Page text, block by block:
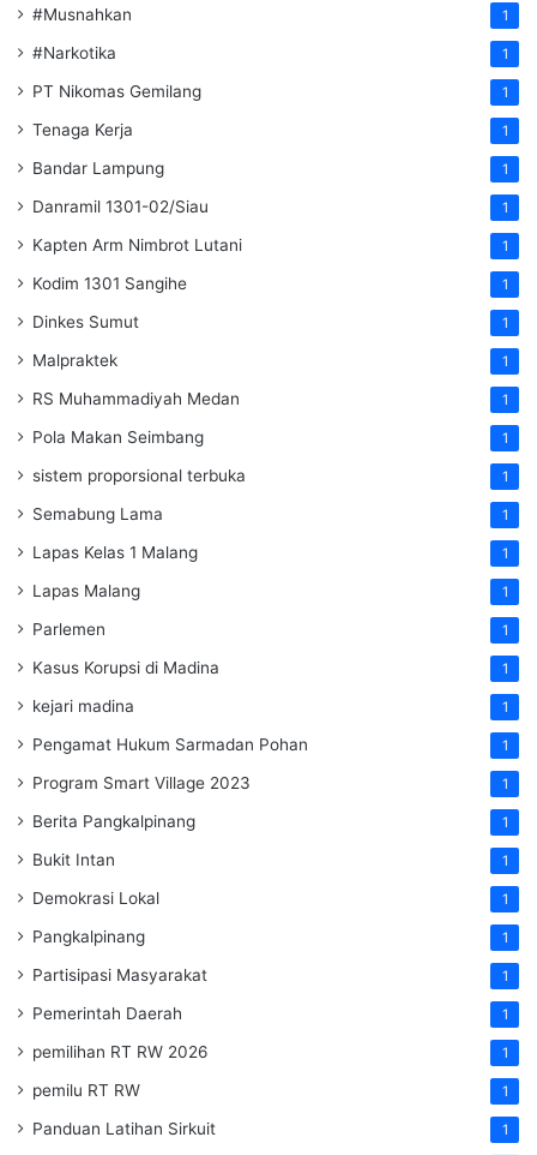
#Musnahkan 1
#Narkotika 1
PT Nikomas Gemilang 1
Tenaga Kerja 1
Bandar Lampung 1
Danramil 1301-02/Siau 1
Kapten Arm Nimbrot Lutani 1
Kodim 1301 Sangihe 1
Dinkes Sumut 1
Malpraktek 1
RS Muhammadiyah Medan 1
Pola Makan Seimbang 1
sistem proporsional terbuka 1
Semabung Lama 1
Lapas Kelas 1 Malang 1
Lapas Malang 1
Parlemen 1
Kasus Korupsi di Madina 1
kejari madina 1
Pengamat Hukum Sarmadan Pohan 1
Program Smart Village 2023 1
Berita Pangkalpinang 1
Bukit Intan 1
Demokrasi Lokal 1
Pangkalpinang 1
Partisipasi Masyarakat 1
Pemerintah Daerah 1
pemilihan RT RW 2026 1
pemilu RT RW 1
Panduan Latihan Sirkuit 1